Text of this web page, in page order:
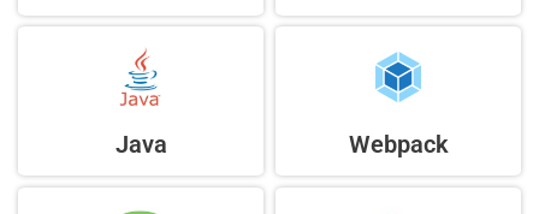
Webpack
Java